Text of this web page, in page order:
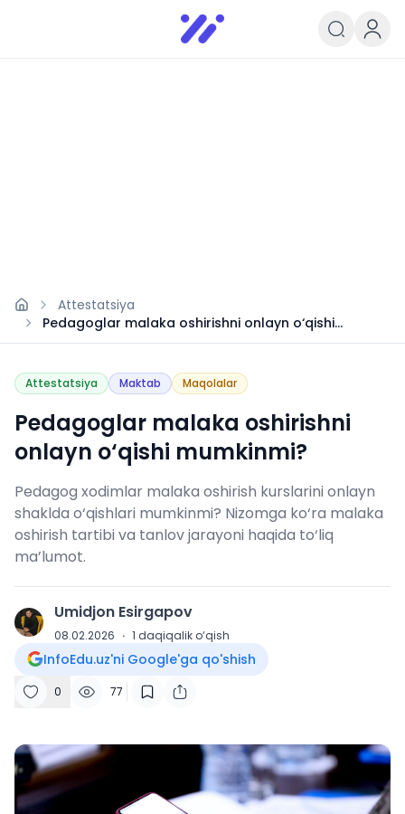
Infoedu
Ta&#039;lim xabarlari va
Attestatsiya
Pedagoglar malaka oshirishni onlayn o‘qishi
mumkinmi?
Attestatsiya Maktab Maqolalar
Pedagoglar malaka oshirishni
onlayn o‘qishi mumkinmi?
Pedagog xodimlar malaka oshirish kurslarini onlayn
shaklda o‘qishlari mumkinmi? Nizomga ko‘ra malaka
oshirish tartibi va tanlov jarayoni haqida to‘liq
ma’lumot.
U Umidjon Esirgapov
08.02.2026 · 1 daqiqalik o‘qish
InfoEdu.uz'ni Google'ga qo'shish
0 77